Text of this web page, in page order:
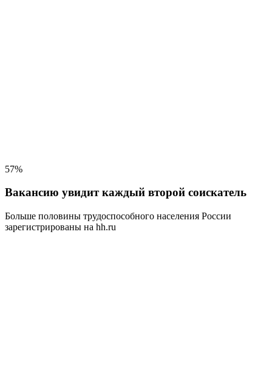
57%
Вакансию увидит каждый второй соискатель
Больше половины трудоспособного населения России
зарегистрированы на hh.ru